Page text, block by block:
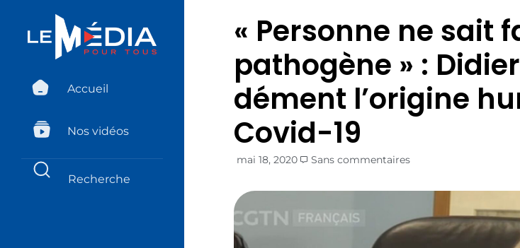
Accueil
Nos vidéos
« Personne ne sait
pathogène » :
dément l’origine
Covid-19
mai 18, 2020 Sans commentaires